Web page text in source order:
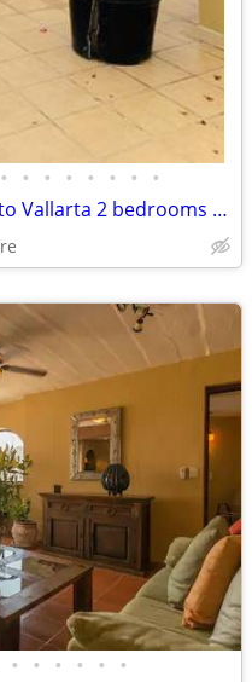
• • • • • • • •
Long-term apartment in Puerto Vallarta 2 bedrooms 2 baths 🌴
• • • • • •